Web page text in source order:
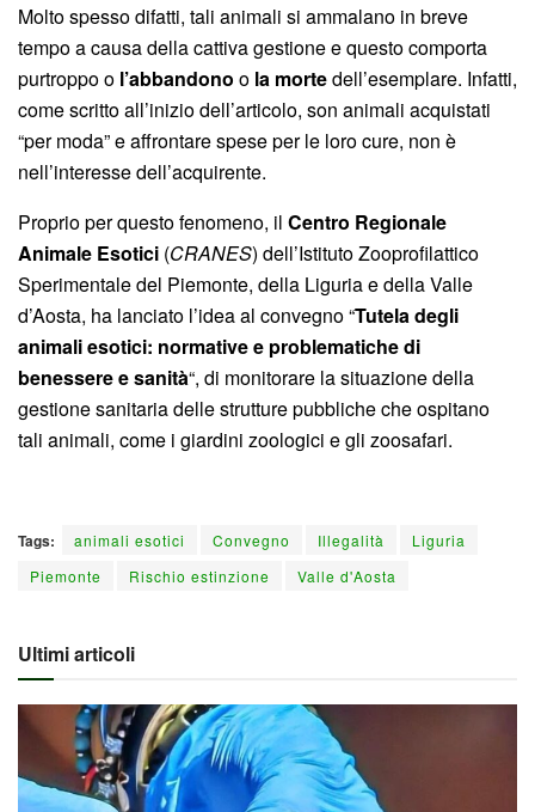
Molto spesso difatti, tali animali si ammalano in breve
tempo a causa della cattiva gestione e questo comporta
purtroppo o l’abbandono o la mortedell’esemplare. Infatti,
come scritto all’inizio dell’articolo, son animali acquistati
“per moda” e affrontare spese per le loro cure, non è
nell’interesse dell’acquirente.
Proprio per questo fenomeno, il Centro Regionale
Animale Esotici (CRANES) dell’Istituto Zooprofilattico
Sperimentale del Piemonte, della Liguria e della Valle
d’Aosta, ha lanciato l’idea al convegno “Tutela degli
animali esotici: normative e problematiche di
benessere e sanità“, di monitorare la situazione della
gestione sanitaria delle strutture pubbliche che ospitano
tali animali, come i giardini zoologici e gli zoosafari.
Tags: animali esotici Convegno Illegalità
Liguria
Piemonte
Rischio estinzione Valle d'Aosta
Ultimi articoli